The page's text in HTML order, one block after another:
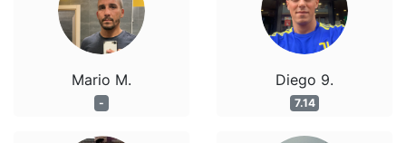
Mario M.
-
Diego 9.
7.14